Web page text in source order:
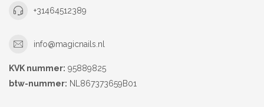
+31464512389
info@magicnails.nl
KVK nummer: 95889825
btw-nummer: NL867373659B01